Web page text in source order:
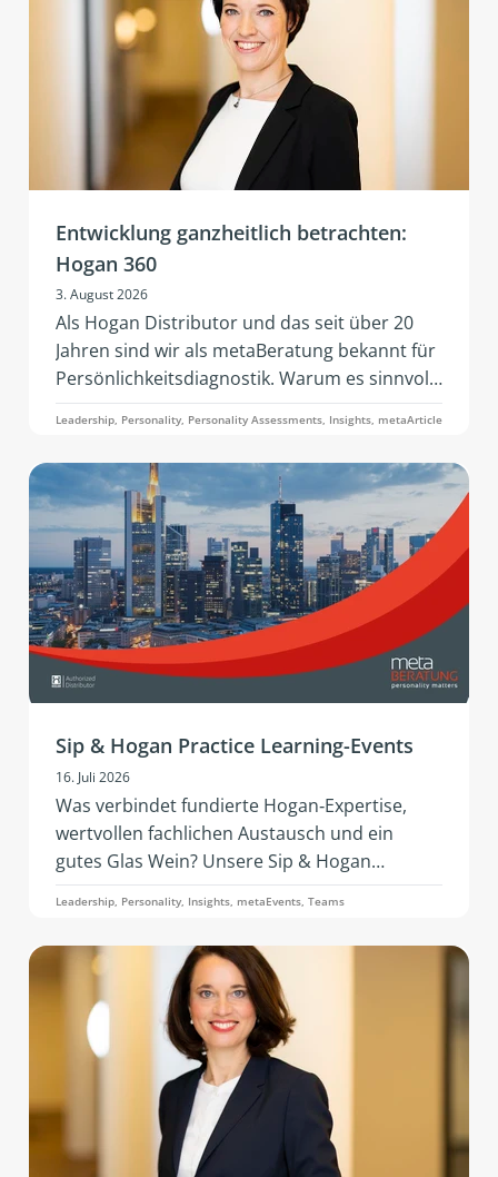
Entwicklung ganzheitlich betrachten:
Hogan 360
3. August 2026
Als Hogan Distributor und das seit über 20
Jahren sind wir als metaBeratung bekannt für
Persönlichkeitsdiagnostik. Warum es sinnvoll
sein kann diesen Datenpunkten in
Fragestellungen zur Entwicklung noch weitere
hinzuzufügen, darum soll es in diesem Artikel
zu 360° Analyse durch das Hogan 360
Assessment by PBC gehen.
Leadership, Personality, Personality Assessments, Insights, metaArticle
Sip & Hogan Practice Learning-Events
16. Juli 2026
Was verbindet fundierte Hogan‑Expertise,
wertvollen fachlichen Austausch und ein
gutes Glas Wein? Unsere Sip & Hogan
Practice‑Events! 2026 kommt dieses
und Deutschland. Mit neuen Impulsen,
lebendigem Networking und praxisnaher
Weiterentwicklung.
Leadership, Personality, Insights, metaEvents, Teams